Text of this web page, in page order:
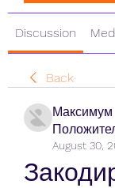
Discussion
Back
Максимум
August 30,